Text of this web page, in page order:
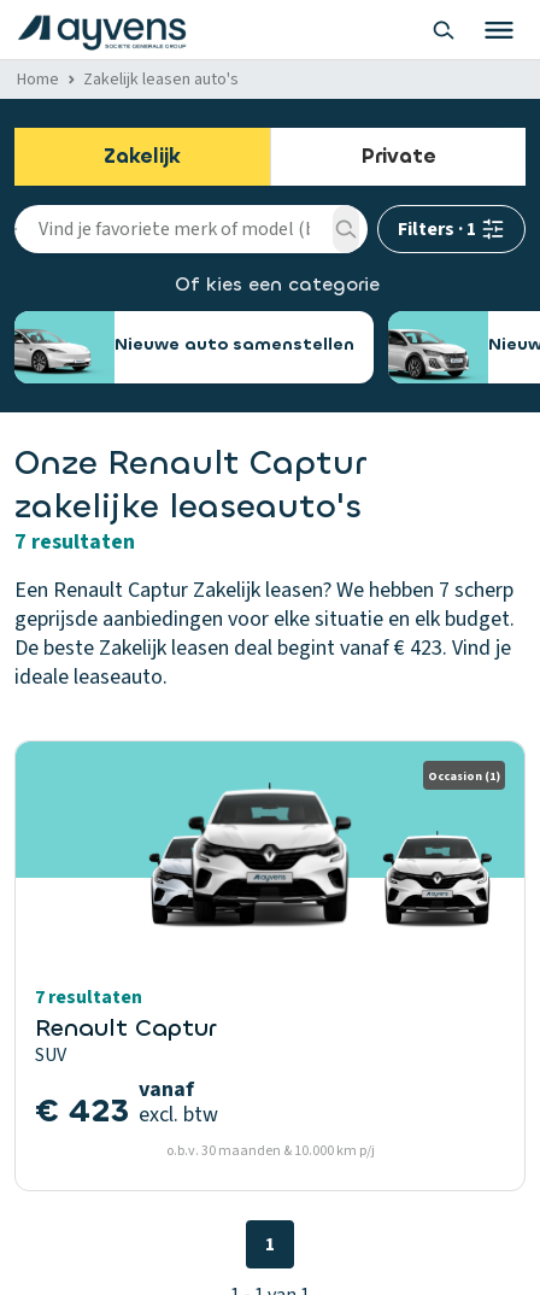
Home Zakelijk leasen auto's
Zakelijk Private
Filters ·1
Of kies een categorie
Nieuwe auto samenstellen
Onze Renault Captur
zakelijke leaseauto's
7 resultaten
Een Renault Captur Zakelijk leasen? We hebben 7 scherp
geprijsde aanbiedingen voor elke situatie en elk budget.
De beste Zakelijk leasen deal begint vanaf € 423. Vind je
ideale leaseauto.
Occasion (1)
7 resultaten
Renault Captur
SUV
€ 423 vanaf
excl. btw
o.b.v. 30 maanden & 10.000 km p/j
1